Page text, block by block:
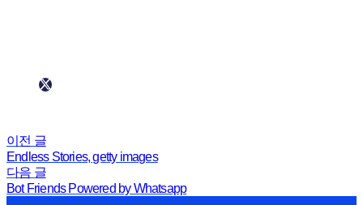
이전 글
Endless Stories, getty images
다음 글
Bot Friends Powered by Whatsapp